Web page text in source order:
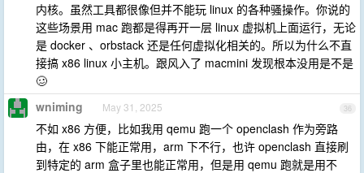
内核。虽然工具都很像但并不能玩 linux 的各种骚操作。你说的
这些场景用 mac 跑都是得再开一层 linux 虚拟机上面运行，无论
是 docker 、orbstack 还是任何虚拟化相关的。所以为什么不直
接搞 x86 linux 小主机。跟风入了 macmini 发现根本没用是不是
🥴
36
wniming May 31, 2025
不如 x86 方便，比如我用 qemu 跑一个 openclash 作为旁路
由，在 x86 下能正常用，arm 下不行，也许 openclash 直接刷
到特定的 arm 盒子里也能正常用，但是用 qemu 跑就是用不